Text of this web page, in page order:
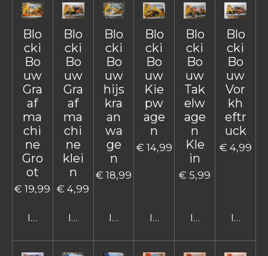
Blo
cki
Bo
uw
Gra
af
ma
chi
ne
Gro
ot
€ 19,99
In winkelwagen
Blo
cki
Bo
uw
Gra
af
ma
chi
ne
klei
n
€ 4,99
In winkelwagen
Blo
cki
Bo
uw
hijs
kra
an
wa
ge
n
€ 18,99
In winkelwagen
Blo
cki
Bo
uw
Kie
pw
age
n
€ 14,99
In winkelwagen
Blo
cki
Bo
uw
Tak
elw
age
n
Kle
in
€ 5,99
In
Blo
cki
Bo
uw
Vor
kh
eftr
uck
€ 4,99
In